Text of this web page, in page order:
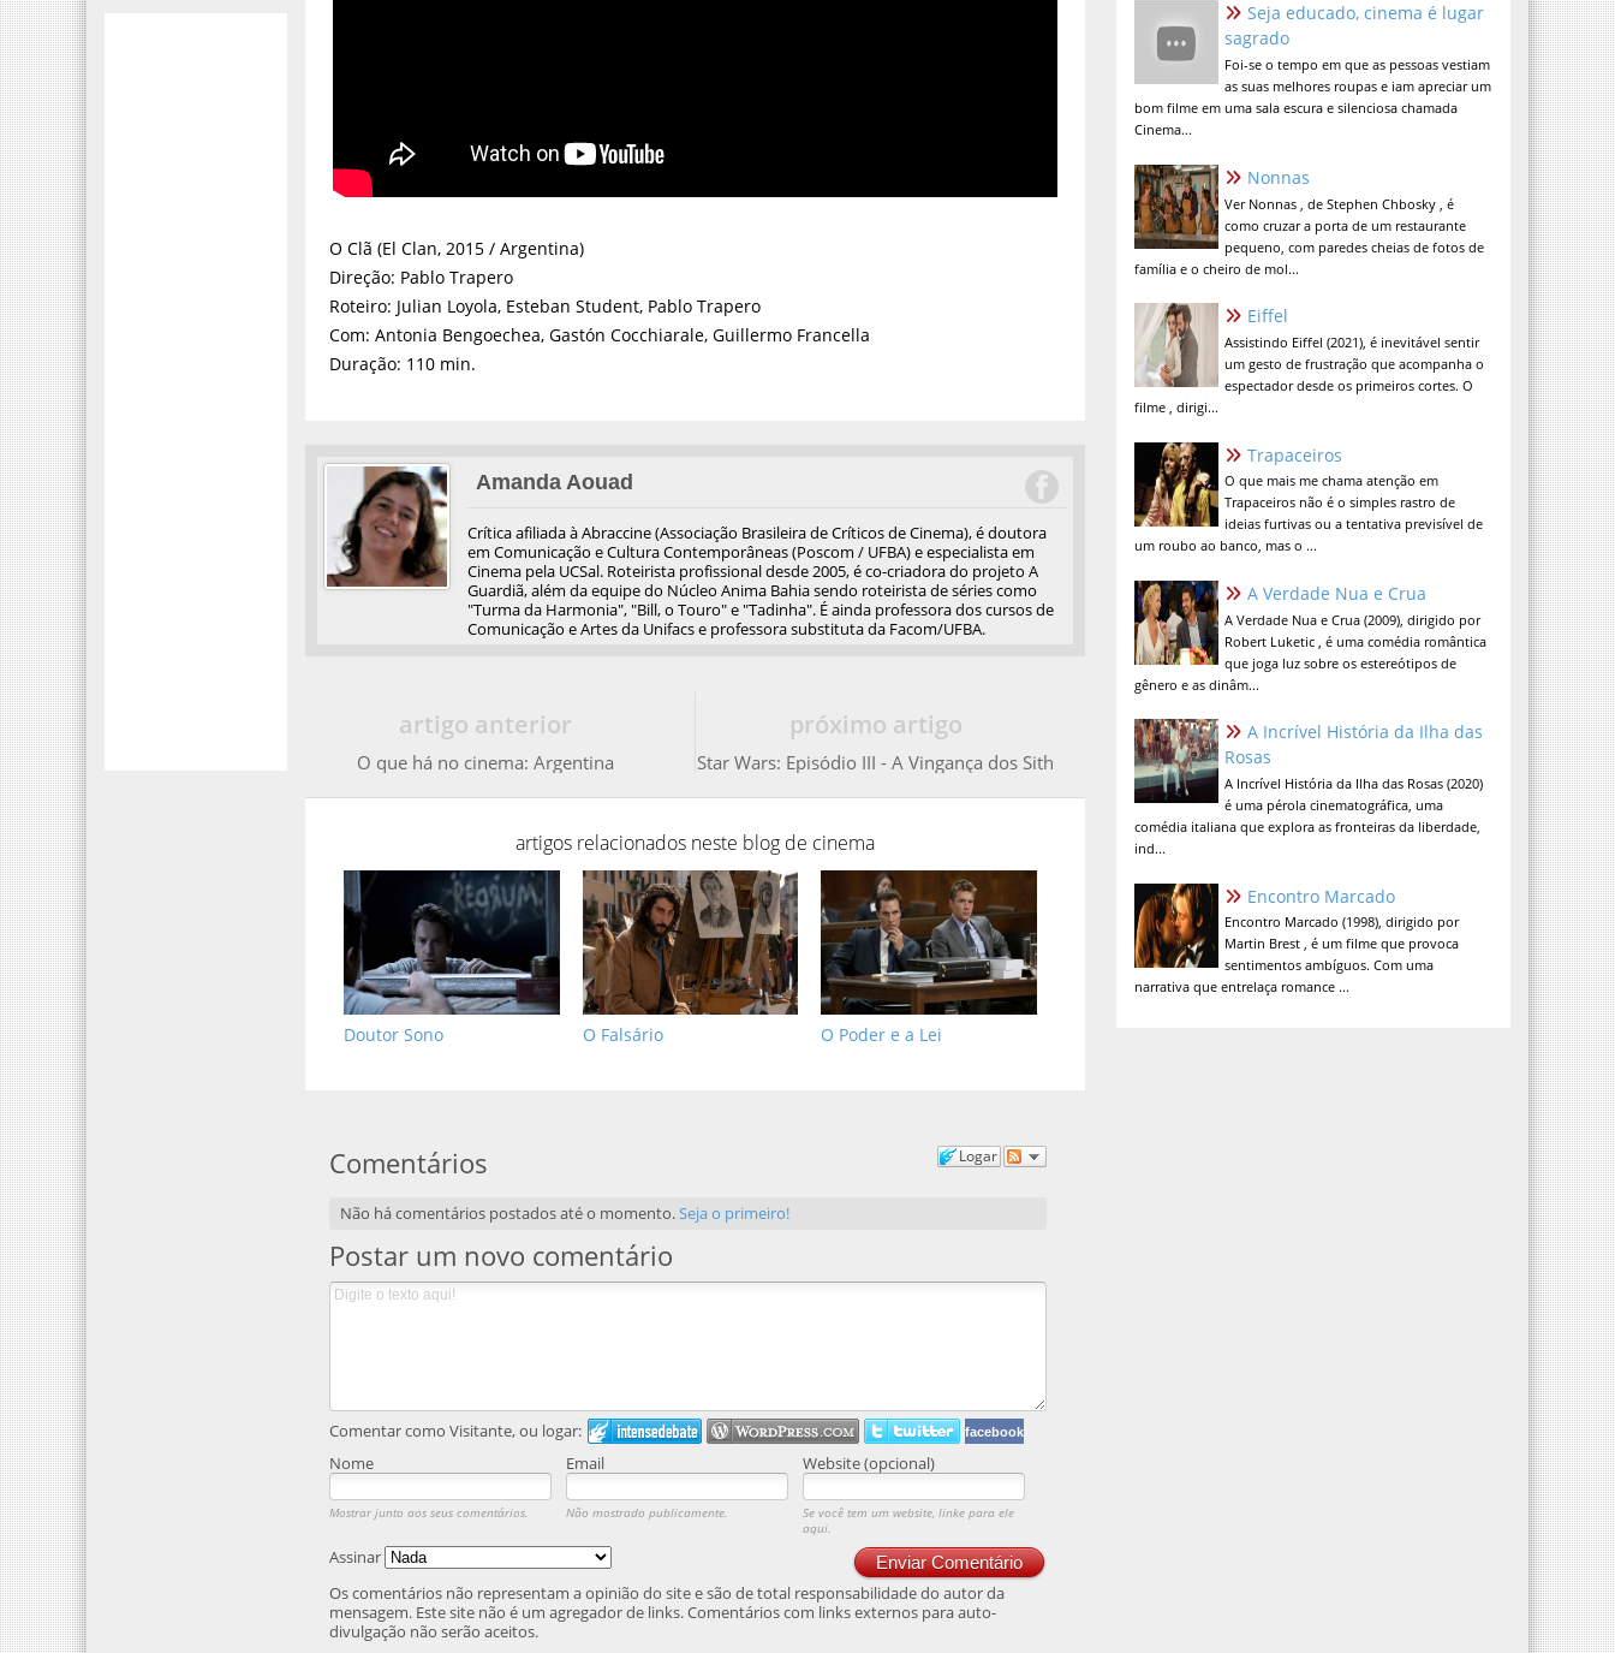
O Clã (El Clan, 2015 / Argentina)
Direção: Pablo Trapero
Roteiro: Julian Loyola, Esteban Student, Pablo Trapero
Com: Antonia Bengoechea, Gastón Cocchiarale, Guillermo Francella
Duração: 110 min.
Amanda Aouad
Crítica afiliada à Abraccine (Associação Brasileira de Críticos de Cinema), é doutora
em Comunicação e Cultura Contemporâneas (Poscom / UFBA) e especialista em
Cinema pela UCSal. Roteirista profissional desde 2005, é co-criadora do projeto A
Guardiã, além da equipe do Núcleo Anima Bahia sendo roteirista de séries como
"Turma da Harmonia", "Bill, o Touro" e "Tadinha". É ainda professora dos cursos de
Comunicação e Artes da Unifacs e professora substituta da Facom/UFBA.
próximo artigo
Star Wars: Episódio III - A Vingança dos Sith
artigo anterior
O que há no cinema: Argentina
artigos relacionados neste blog de cinema
O Poder e a Lei
O Falsário
Doutor Sono
Logar
Comentários
Não há comentários postados até o momento.Seja o primeiro!
Postar um novo comentário
Comentar como Visitante, ou logar: facebook
Nome Email Website (opcional)
Mostrar junto aos seus comentários. Não mostrado publicamente.
Se você tem um website, linke para ele
aqui.
Enviar Comentário
Assinar
Os comentários não representam a opinião do site e são de total responsabilidade do autor da
mensagem. Este site não é um agregador de links. Comentários com links externos para auto-
divulgação não serão aceitos.
Seja educado, cinema é lugar
sagrado
Foi-se o tempo em que as pessoas vestiam
as suas melhores roupas e iam apreciar um
bom filme em uma sala escura e silenciosa chamada
Cinema...
Nonnas
Ver Nonnas , de Stephen Chbosky , é
como cruzar a porta de um restaurante
pequeno, com paredes cheias de fotos de
família e o cheiro de mol...
Eiffel
Assistindo Eiffel (2021), é inevitável sentir
um gesto de frustração que acompanha o
espectador desde os primeiros cortes. O
filme , dirigi...
Trapaceiros
O que mais me chama atenção em
Trapaceiros não é o simples rastro de
ideias furtivas ou a tentativa previsível de
um roubo ao banco, mas o ...
A Verdade Nua e Crua
A Verdade Nua e Crua (2009), dirigido por
Robert Luketic , é uma comédia romântica
que joga luz sobre os estereótipos de
gênero e as dinâm...
A Incrível História da Ilha das
Rosas
A Incrível História da Ilha das Rosas (2020)
é uma pérola cinematográfica, uma
comédia italiana que explora as fronteiras da liberdade,
ind...
Encontro Marcado
Encontro Marcado (1998), dirigido por
Martin Brest , é um filme que provoca
sentimentos ambíguos. Com uma
narrativa que entrelaça romance ...